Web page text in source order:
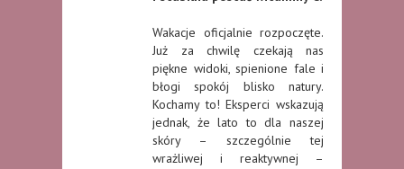
Wakacje oficjalnie rozpoczęte.
Już za chwilę czekają nas
piękne widoki, spienione fale i
błogi spokój blisko natury.
Kochamy to! Eksperci wskazują
jednak, że lato to dla naszej
skóry – szczególnie tej
wrażliwej i reaktywnej –